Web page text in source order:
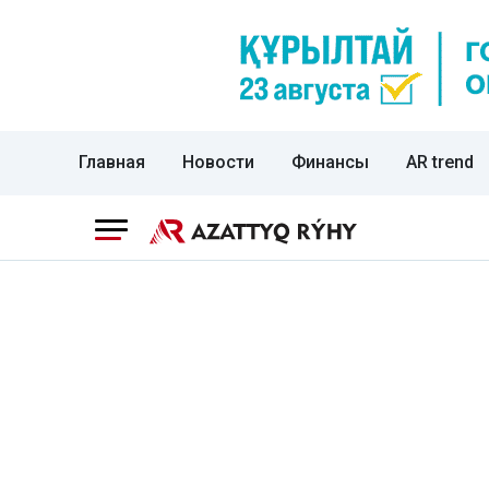
Главная Новости Финансы AR trend